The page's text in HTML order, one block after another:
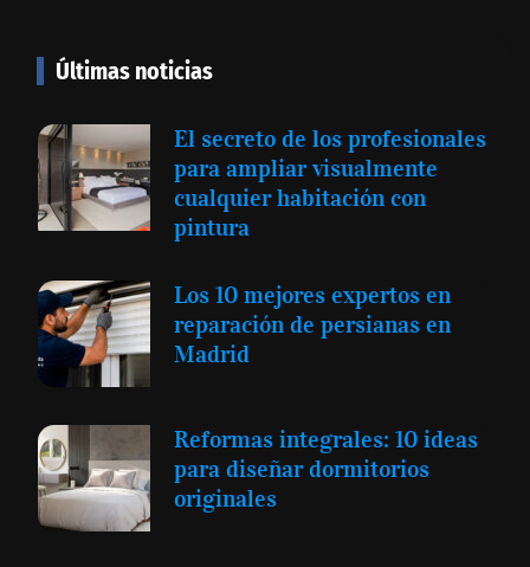
Últimas noticias
El secreto de los profesionales
para ampliar visualmente
cualquier habitación con
pintura
Los 10 mejores expertos en
reparación de persianas en
Madrid
Reformas integrales: 10 ideas
para diseñar dormitorios
originales